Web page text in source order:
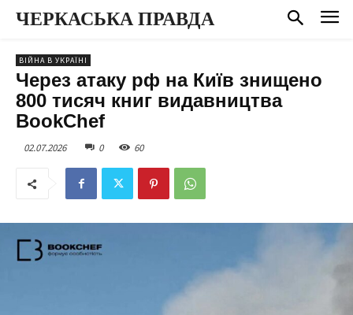
ЧЕРКАСЬКА ПРАВДА
ВІЙНА В УКРАЇНІ
Через атаку рф на Київ знищено
800 тисяч книг видавництва
BookChef
02.07.2026 0 60